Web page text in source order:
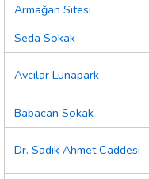
Armağan Sitesi
Seda Sokak
Avcılar Lunapark
Babacan Sokak
Dr. Sadık Ahmet Caddesi